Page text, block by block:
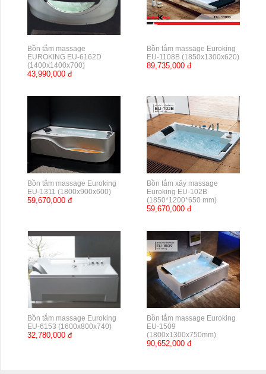
Bồn tắm massage
EUROKING EU-6162D
(1400x1400x700)
43,990,000 đ
Bồn tắm massage Euroking
EU-1108B (1850x1300x620)
89,735,000 đ
Bồn tắm massage Euroking
EU-1311 (1800x900x600)
59,670,000 đ
Bồn tắm xây massage
Euroking EU-102B
(1850*1200*650 mm)
59,670,000 đ
Bồn tắm massage Euroking
EU-6153 (1600x800x740)
32,780,000 đ
Bồn tắm massage Euroking
EU-1509
(1800x1300x750mm)
90,652,000 đ